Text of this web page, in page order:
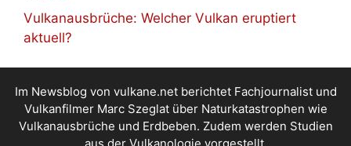
Vulkanausbrüche: Welcher Vulkan eruptiert
aktuell?
Im Newsblog von vulkane.net berichtet Fachjournalist und
Vulkanfilmer Marc Szeglat über Naturkatastrophen wie
Vulkanausbrüche und Erdbeben. Zudem werden Studien
aus der Vulkanologie vorgestellt.